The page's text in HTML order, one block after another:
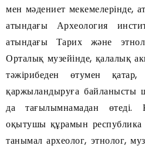
мен мәдениет мекемелерінде,
атындағы Археология
атындағы Тарих және
Орталық музейінде, қалалық
тәжірибеден өтумен
қаржыландыруға байланысты
да тағылымнамадан өтеді.
оқытушы құрамын республика
танымал археолог, этнолог,